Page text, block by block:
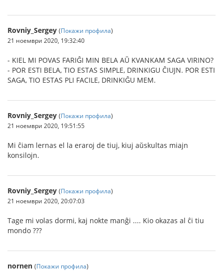
Rovniy_Sergey (Покажи профила)
21 ноември 2020, 19:32:40
- KIEL MI POVAS FARIĜI MIN BELA AŬ KVANKAM SAGA VIRINO?
- POR ESTI BELA, TIO ESTAS SIMPLE, DRINKIGU ĈIUJN. POR ESTI
SAGA, TIO ESTAS PLI FACILE, DRINKIĜU MEM.
Rovniy_Sergey (Покажи профила)
21 ноември 2020, 19:51:55
Mi ĉiam lernas el la eraroj de tiuj, kiuj aŭskultas miajn
konsilojn.
Rovniy_Sergey (Покажи профила)
21 ноември 2020, 20:07:03
Tage mi volas dormi, kaj nokte manĝi .... Kio okazas al ĉi tiu
mondo ???
nornen (Покажи профила)